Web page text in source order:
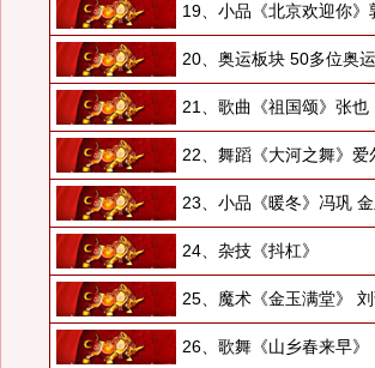
19、小品《北京欢迎你》
20、奥运板块 50多位奥
21、歌曲《祖国颂》张也
22、舞蹈《大河之舞》爱
23、小品《暖冬》冯巩
24、杂技《抖杠》
25、魔术《金玉满堂》 刘
26、歌舞《山乡春来早》